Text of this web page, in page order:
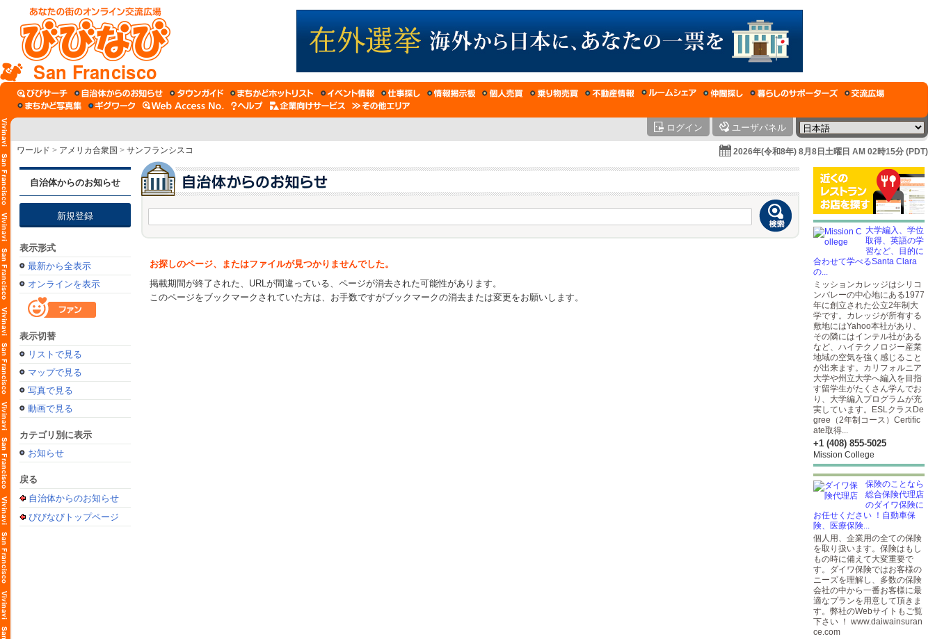
San Francisco
ログイン ユーザパネル
ワールド > アメリカ合衆国 > サンフランシスコ 2026年(令和8年) 8月8日土曜日 AM 02時15分 (PDT)
自治体からのお知らせ
新規登録
表示形式
最新から全表示
オンラインを表示
表示切替
リストで見る
マップで見る
写真で見る
動画で見る
カテゴリ別に表示
お知らせ
戻る
自治体からのお知らせ
びびなびトップページ
お探しのページ、またはファイルが見つかりませんでした。
掲載期間が終了された、URLが間違っている、ページが消去された可能性があります。
このページをブックマークされていた方は、お手数ですがブックマークの消去または変更をお願いします。
大学編入、学位
取得、英語の学
習など、目的に
合わせて学べるSanta Clara
の...
ミッションカレッジはシリコ
ンバレーの中心地にある1977
年に創立された公立2年制大
学です。カレッジが所有する
敷地にはYahoo本社があり、
その隣にはインテル社がある
など、ハイテクノロジー産業
地域の空気を強く感じること
が出来ます。カリフォルニア
大学や州立大学へ編入を目指
す留学生がたくさん学んでお
り、大学編入プログラムが充
実しています。ESLクラスDe
gree（2年制コース）Certific
ate取得...
+1 (408) 855-5025
Mission College
保険のことなら
総合保険代理店
のダイワ保険に
お任せください ！自動車保
険、医療保険...
個人用、企業用の全ての保険
を取り扱います。保険はもし
もの時に備えて大変重要で
す。ダイワ保険ではお客様の
ニーズを理解し、多数の保険
会社の中から一番お客様に最
適なプランを用意して頂きま
す。弊社のWebサイトもご覧
下さい ！ www.daiwainsuran
ce.com